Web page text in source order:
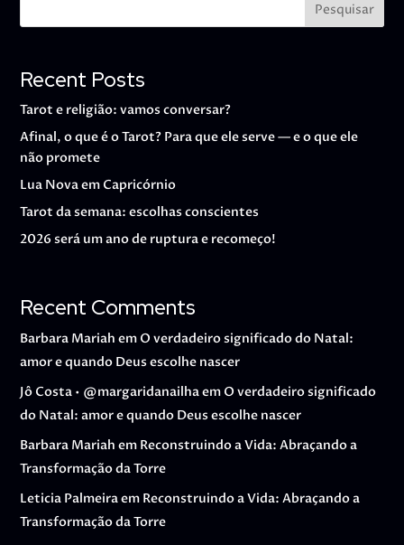
Pesquisar
Recent Posts
Tarot e religião: vamos conversar?
Afinal, o que é o Tarot? Para que ele serve — e o que ele
não promete
Lua Nova em Capricórnio
Tarot da semana: escolhas conscientes
2026 será um ano de ruptura e recomeço!
Recent Comments
Barbara Mariah em O verdadeiro significado do Natal:
amor e quando Deus escolhe nascer
Jô Costa • @margaridanailhaem O verdadeiro significado
do Natal: amor e quando Deus escolhe nascer
Barbara Mariah em Reconstruindo a Vida: Abraçando a
Transformação da Torre
Leticia Palmeiraem Reconstruindo a Vida: Abraçando a
Transformação da Torre